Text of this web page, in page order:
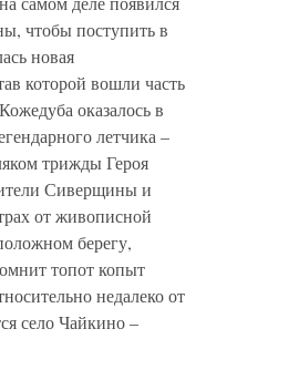
чтобы поступить в
новая
которой вошли часть
оказалось в
летчика –
трижды Героя
Сиверщины и
от живописной
берегу,
топот копыт
недалеко от
село Чайкино –